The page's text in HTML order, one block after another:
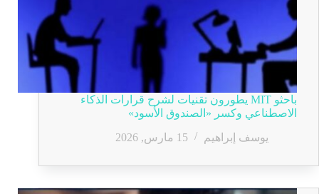
باحثو MIT يطورون تقنيات لشرح قرارات الذكاء
الاصطناعي وكسر «الصندوق الأسود»
يوسف إبراهيم
15 مارس, 2026